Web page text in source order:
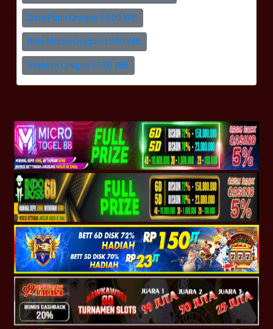
Data Paito Oregon 13:00 WIB
Bola Merah Oregon 13:00 WIB
Statistik Oregon 13:00 WIB